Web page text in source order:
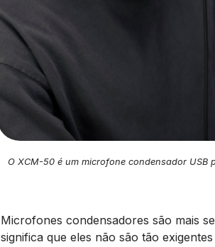
O XCM-50 é um microfone condensador
Microfones condensadores são mais
significa que eles não são tão